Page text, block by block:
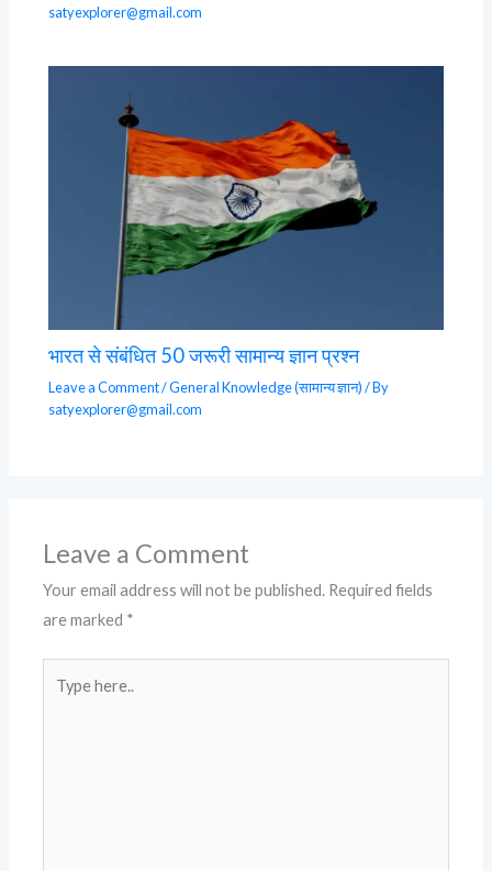
satyexplorer@gmail.com
भारत से संबंधित 50 जरूरी सामान्य ज्ञान प्रश्न
Leave a Comment/General Knowledge (सामान्य ज्ञान)/ By
satyexplorer@gmail.com
Leave a Comment
Your email address will not be published. Required fields
are marked *